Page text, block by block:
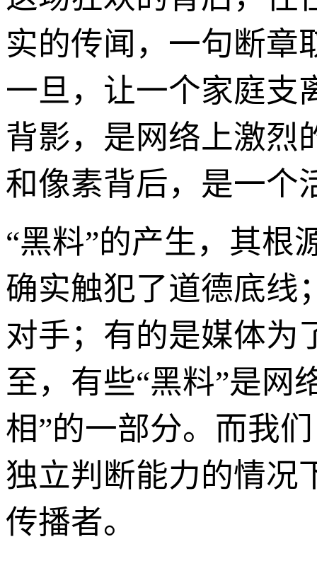
实的传闻，一句断章
一旦，让一个家庭支
背影，是网络上激烈
和像素背后，是一个
“黑料”的产生，其根
确实触犯了道德底线
对手；有的是媒体为
至，有些“黑料”是网
相”的一部分。而我
独立判断能力的情况
传播者。